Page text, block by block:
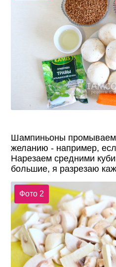
Шампиньоны
желанию - например,
Нарезаем средними
большие, я разрезаю
Фото 2